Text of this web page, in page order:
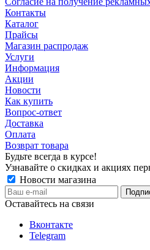
Контакты
Каталог
Прайсы
Магазин распродаж
Услуги
Информация
Акции
Новости
Как купить
Вопрос-ответ
Доставка
Оплата
Возврат товара
Будьте всегда в курсе!
Узнавайте о скидках и акциях
Новости магазина
Оставайтесь на связи
Вконтакте
Telegram